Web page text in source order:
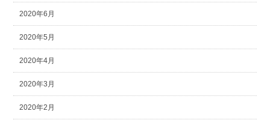
2020年6月
2020年5月
2020年4月
2020年3月
2020年2月